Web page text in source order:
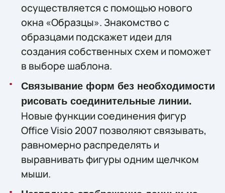
осуществляется с помощью нового
окна «Образцы». Знакомство с
образцами подскажет идеи для
создания собственных схем и поможет
в выборе шаблона.
Связывание форм без необходимости
рисовать соединительные линии.
Новые функции соединения фигур
Office Visio 2007 позволяют связывать,
равномерно распределять и
выравнивать фигуры одним щелчком
мыши.